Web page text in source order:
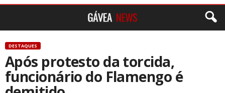
DESTAQUES
Após protesto da torcida,
funcionário do Flamengo é